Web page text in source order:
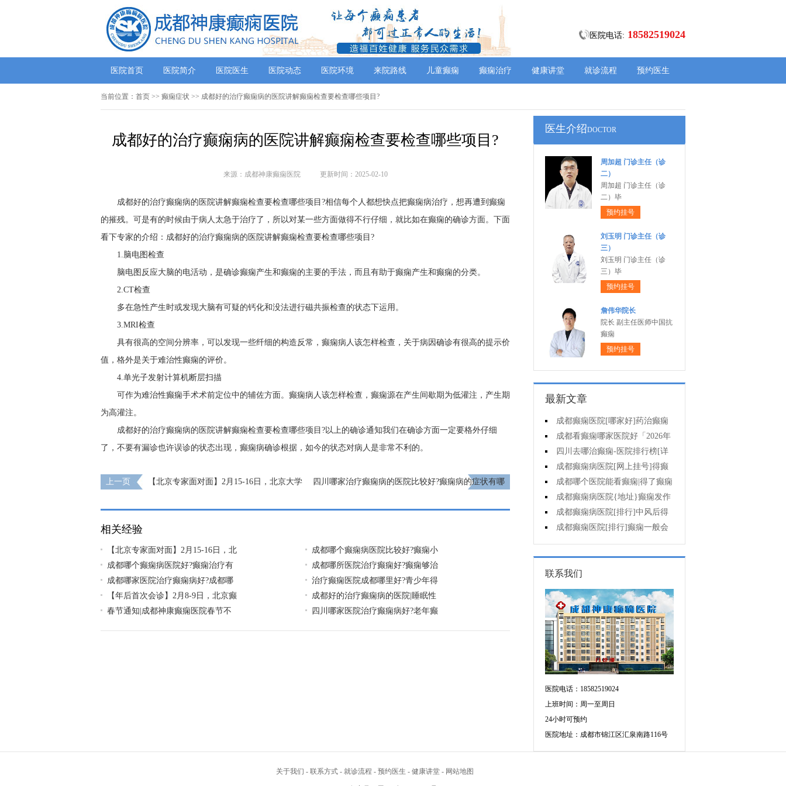
医院电话: 18582519024
医院首页 医院简介 医院医生 医院动态 医院环境 来院路线 儿童癫痫 癫痫治疗 健康讲堂 就诊流程 预约医生
当前位置： 首页 >> 癫痫症状 >> 成都好的治疗癫痫病的医院讲解癫痫检查要检查哪些项目?
成都好的治疗癫痫病的医院讲解癫痫检查要检查哪些项目?
来源：成都神康癫痫医院 更新时间：2025-02-10
成都好的治疗癫痫病的医院讲解癫痫检查要检查哪些项目?相信每个人都想快点把癫痫病治疗，想再遭到癫痫
的摧残。可是有的时候由于病人太急于治疗了，所以对某一些方面做得不行仔细，就比如在癫痫的确诊方面。下面
看下专家的介绍：成都好的治疗癫痫病的医院讲解癫痫检查要检查哪些项目?
1.脑电图检查
脑电图反应大脑的电活动，是确诊癫痫产生和癫痫的主要的手法，而且有助于癫痫产生和癫痫的分类。
2.CT检查
多在急性产生时或发现大脑有可疑的钙化和没法进行磁共振检查的状态下运用。
3.MRI检查
具有很高的空间分辨率，可以发现一些纤细的构造反常，癫痫病人该怎样检查，关于病因确诊有很高的提示价
值，格外是关于难治性癫痫的评价。
4.单光子发射计算机断层扫描
可作为难治性癫痫手术术前定位中的辅佐方面。癫痫病人该怎样检查，癫痫源在产生间歇期为低灌注，产生期
为高灌注。
成都好的治疗癫痫病的医院讲解癫痫检查要检查哪些项目?以上的确诊通知我们在确诊方面一定要格外仔细
了，不要有漏诊也许误诊的状态出现，癫痫病确诊根据，如今的状态对病人是非常不利的。
上一页
【北京专家面对面】2月15-16日，北京大学
四川哪家治疗癫痫病的医院比较好?癫痫病的症状有哪
相关经验
【北京专家面对面】2月15-16日，北
成都哪个癫痫病医院比较好?癫痫小
成都哪个癫痫病医院好?癫痫治疗有
成都哪所医院治疗癫痫好?癫痫够治
成都哪家医院治疗癫痫病好?成都哪
治疗癫痫医院成都哪里好?青少年得
【年后首次会诊】2月8-9日，北京癫
成都好的治疗癫痫病的医院|睡眠性
春节通知|成都神康癫痫医院春节不
四川哪家医院治疗癫痫病好?老年癫
医生介绍DOCTOR
周加超 门诊主任（诊
二）
周加超 门诊主任（诊
二）毕
预约挂号
刘玉明 门诊主任（诊
三）
刘玉明 门诊主任（诊
三）毕
预约挂号
詹伟华院长
院长 副主任医师中国抗
癫痫
预约挂号
最新文章
成都癫痫医院[哪家好]药治癫痫
病怎么效果好?
成都看癫痫哪家医院好「2026年
度公布」立冬后癫痫病人应多注意
什么?
四川去哪治癫痫-医院排行榜[详
细排名]四川哪儿能有效治疗癫痫?
成都癫痫病医院[网上挂号]得癫
痫的女性母乳喂养时要注意什么?
成都哪个医院能看癫痫|得了癫痫
会有什么症状?
成都癫痫病医院{地址}癫痫发作
跟哪些因素有关?
成都癫痫病医院[排行]中风后得
的癫痫能治吗
成都癫痫医院[排行]癫痫一般会
出现哪些症状?
联系我们
医院电话：18582519024
上班时间：周一至周日
24小时可预约
医院地址：成都市锦江区汇泉南路116号
关于我们 - 联系方式 - 就诊流程 - 预约医生 - 健康讲堂 - 网站地图